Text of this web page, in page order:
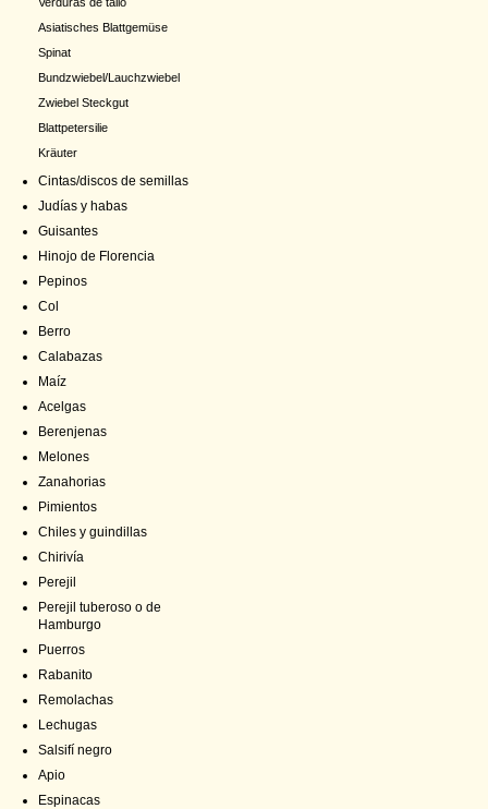
Asiatisches Blattgemüse
Spinat
Bundzwiebel/Lauchzwiebel
Zwiebel Steckgut
Blattpetersilie
Kräuter
Cintas/discos de semillas
Judías y habas
Guisantes
Hinojo de Florencia
Pepinos
Col
Berro
Calabazas
Maíz
Acelgas
Berenjenas
Melones
Zanahorias
Pimientos
Chiles y guindillas
Chirivía
Perejil
Perejil tuberoso o de
Hamburgo
Puerros
Rabanito
Remolachas
Lechugas
Salsifí negro
Apio
Espinacas